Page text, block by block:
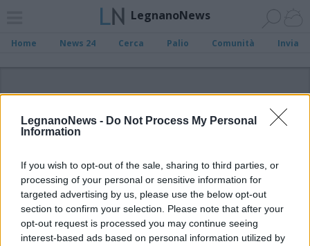
LegnanoNews - Do Not Process My Personal
Information
If you wish to opt-out of the sale, sharing to third parties, or
processing of your personal or sensitive information for
targeted advertising by us, please use the below opt-out
section to confirm your selection. Please note that after your
opt-out request is processed you may continue seeing
interest-based ads based on personal information utilized by
LegnanoNews
Home News 24 Cerca Palio Comunità Invia
ADV
Archivio di "asd tennistavolo
parabiago"
Filtro per data